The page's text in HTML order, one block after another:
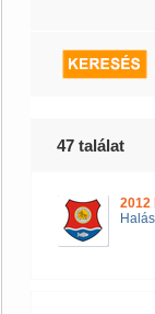
47 találat
2012